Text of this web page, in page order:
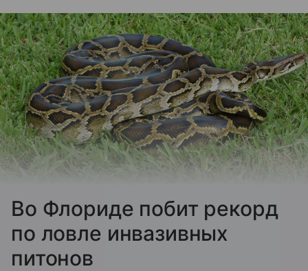
Во Флориде побит рекорд
по ловле инвазивных
питонов